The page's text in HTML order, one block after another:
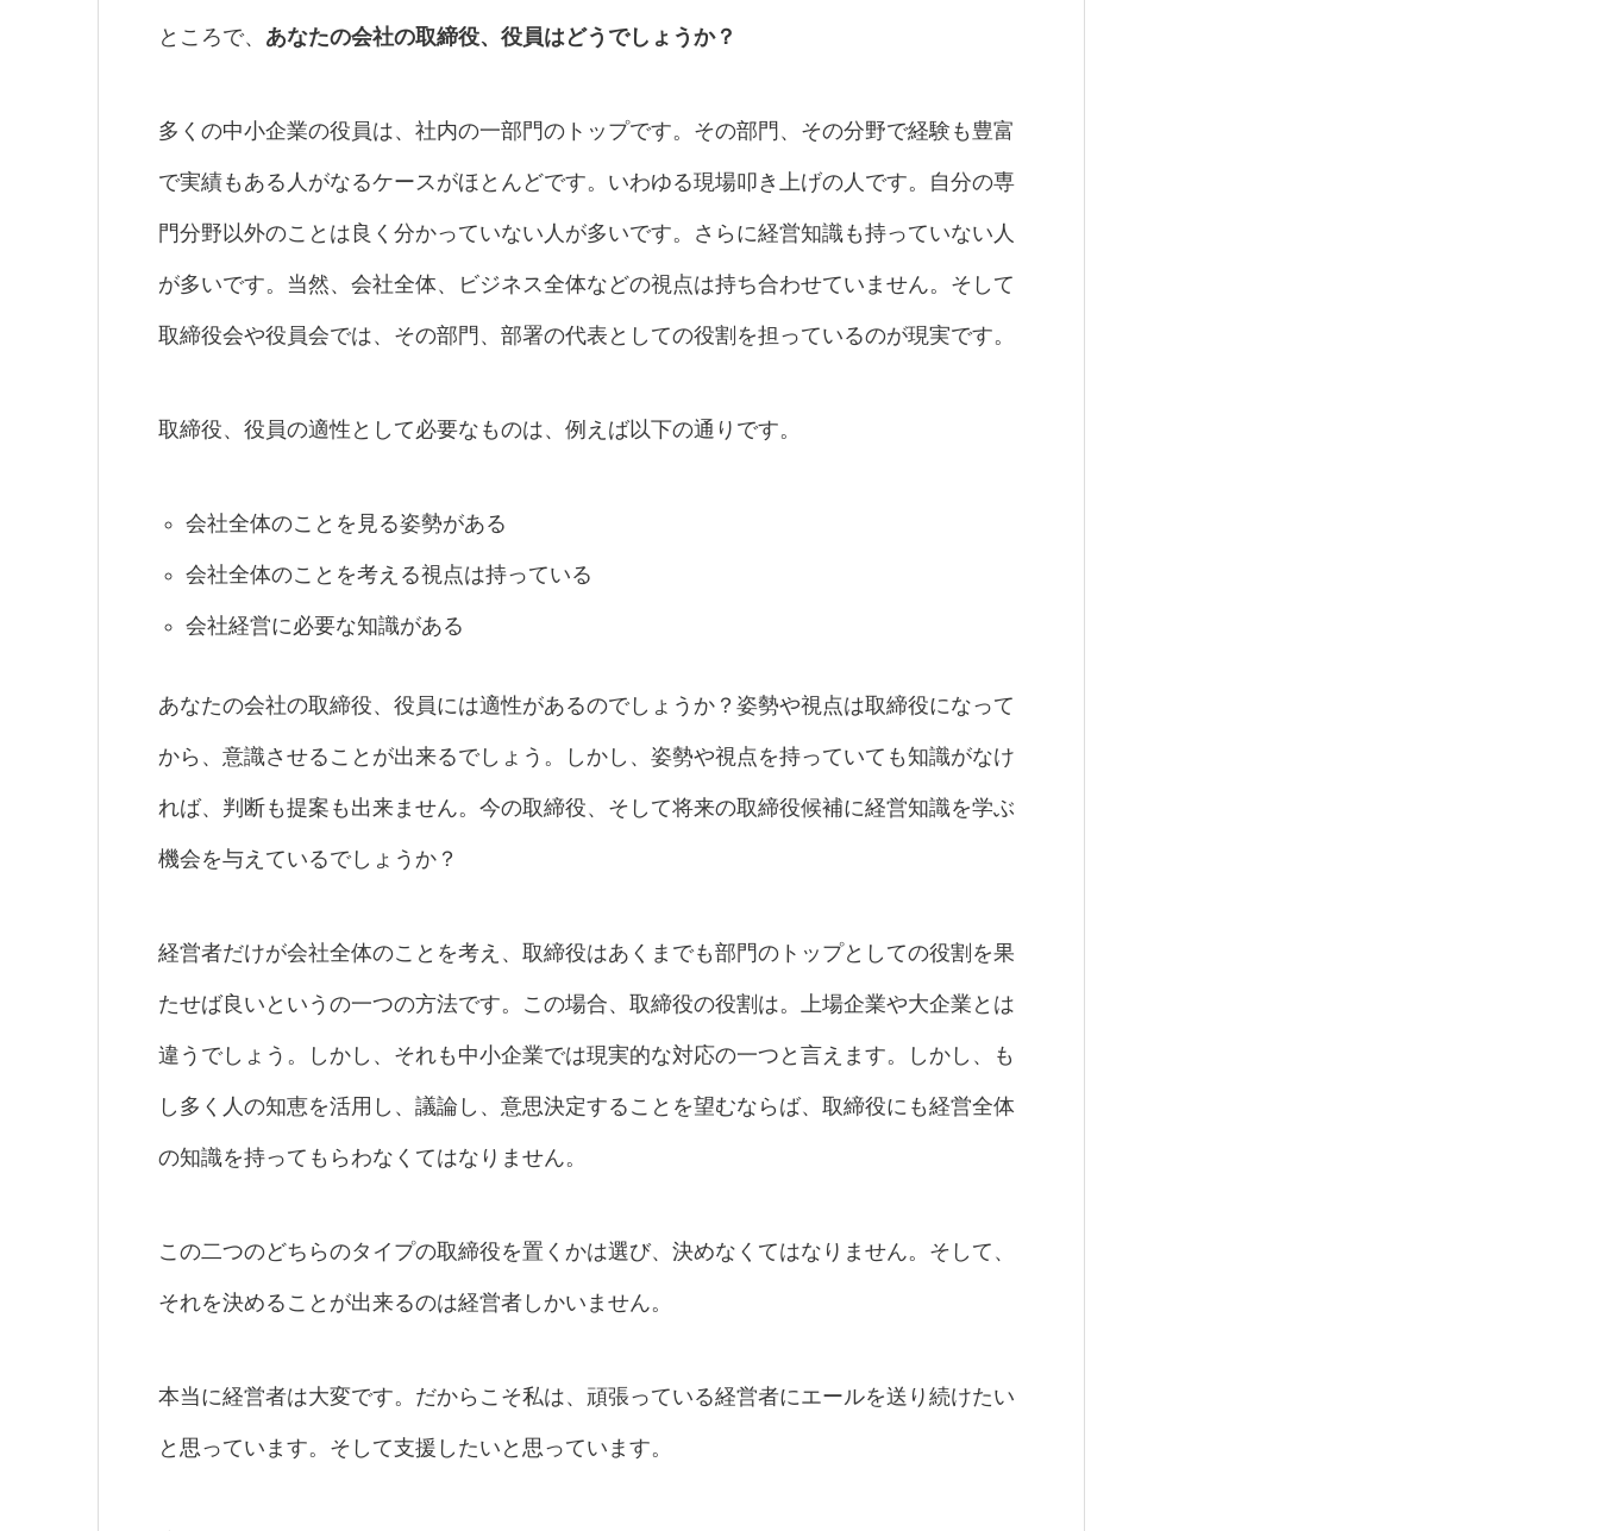
ところで、 あなたの会社の取締役、役員はどうでしょうか？
多くの中小企業の役員は、社内の一部門のトップです。その部門、その分野で経験も豊富
で実績もある人がなるケースがほとんどです。いわゆる現場叩き上げの人です。自分の専
門分野以外のことは良く分かっていない人が多いです。さらに経営知識も持っていない人
が多いです。当然、会社全体、ビジネス全体などの視点は持ち合わせていません。そして
取締役会や役員会では、その部門、部署の代表としての役割を担っているのが現実です。
取締役、役員の適性として必要なものは、例えば以下の通りです。
会社全体のことを見る姿勢がある
会社全体のことを考える視点は持っている
会社経営に必要な知識がある
あなたの会社の取締役、役員には適性があるのでしょうか？姿勢や視点は取締役になって
から、意識させることが出来るでしょう。しかし、姿勢や視点を持っていても知識がなけ
れば、判断も提案も出来ません。今の取締役、そして将来の取締役候補に経営知識を学ぶ
機会を与えているでしょうか？
経営者だけが会社全体のことを考え、取締役はあくまでも部門のトップとしての役割を果
たせば良いというの一つの方法です。この場合、取締役の役割は。上場企業や大企業とは
違うでしょう。しかし、それも中小企業では現実的な対応の一つと言えます。しかし、も
し多く人の知恵を活用し、議論し、意思決定することを望むならば、取締役にも経営全体
の知識を持ってもらわなくてはなりません。
この二つのどちらのタイプの取締役を置くかは選び、決めなくてはなりません。そして、
それを決めることが出来るのは経営者しかいません。
本当に経営者は大変です。だからこそ私は、頑張っている経営者にエールを送り続けたい
と思っています。そして支援したいと思っています。